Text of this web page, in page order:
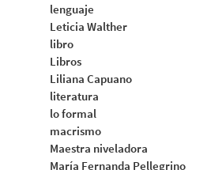
lenguaje
Leticia Walther
libro
Libros
Liliana Capuano
literatura
lo formal
macrismo
Maestra niveladora
María Fernanda Pellegrino